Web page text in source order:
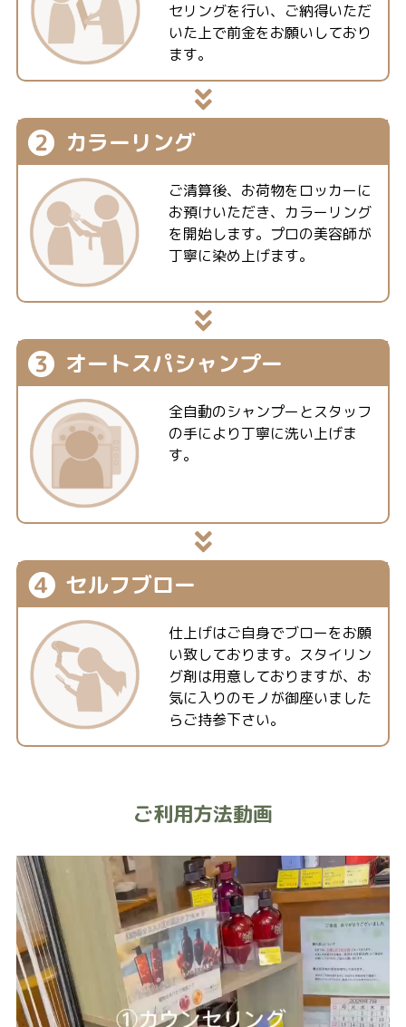
セリングを行い、ご納得いただ
いた上で前金をお願いしており
ます。
❷ カラーリング
ご清算後、お荷物をロッカーに
お預けいただき、カラーリング
を開始します。プロの美容師が
丁寧に染め上げます。
❸ オートスパシャンプー
全自動のシャンプーとスタッフ
の手により丁寧に洗い上げま
す。
❹ セルフブロー
仕上げはご自身でブローをお願
い致しております。スタイリン
グ剤は用意しておりますが、お
気に入りのモノが御座いました
らご持参下さい。
ご利用方法動画